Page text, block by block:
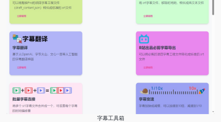
字幕工具箱